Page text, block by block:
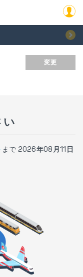
変更
い
まで 2026年08月11日